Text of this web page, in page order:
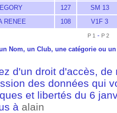
127 SM 13
RENEE 108 V1F 3
P 1 - P 2
Nom, un Club, une catégorie ou
d'un droit d'accès,
des données qui
et libertés du 6
à alain